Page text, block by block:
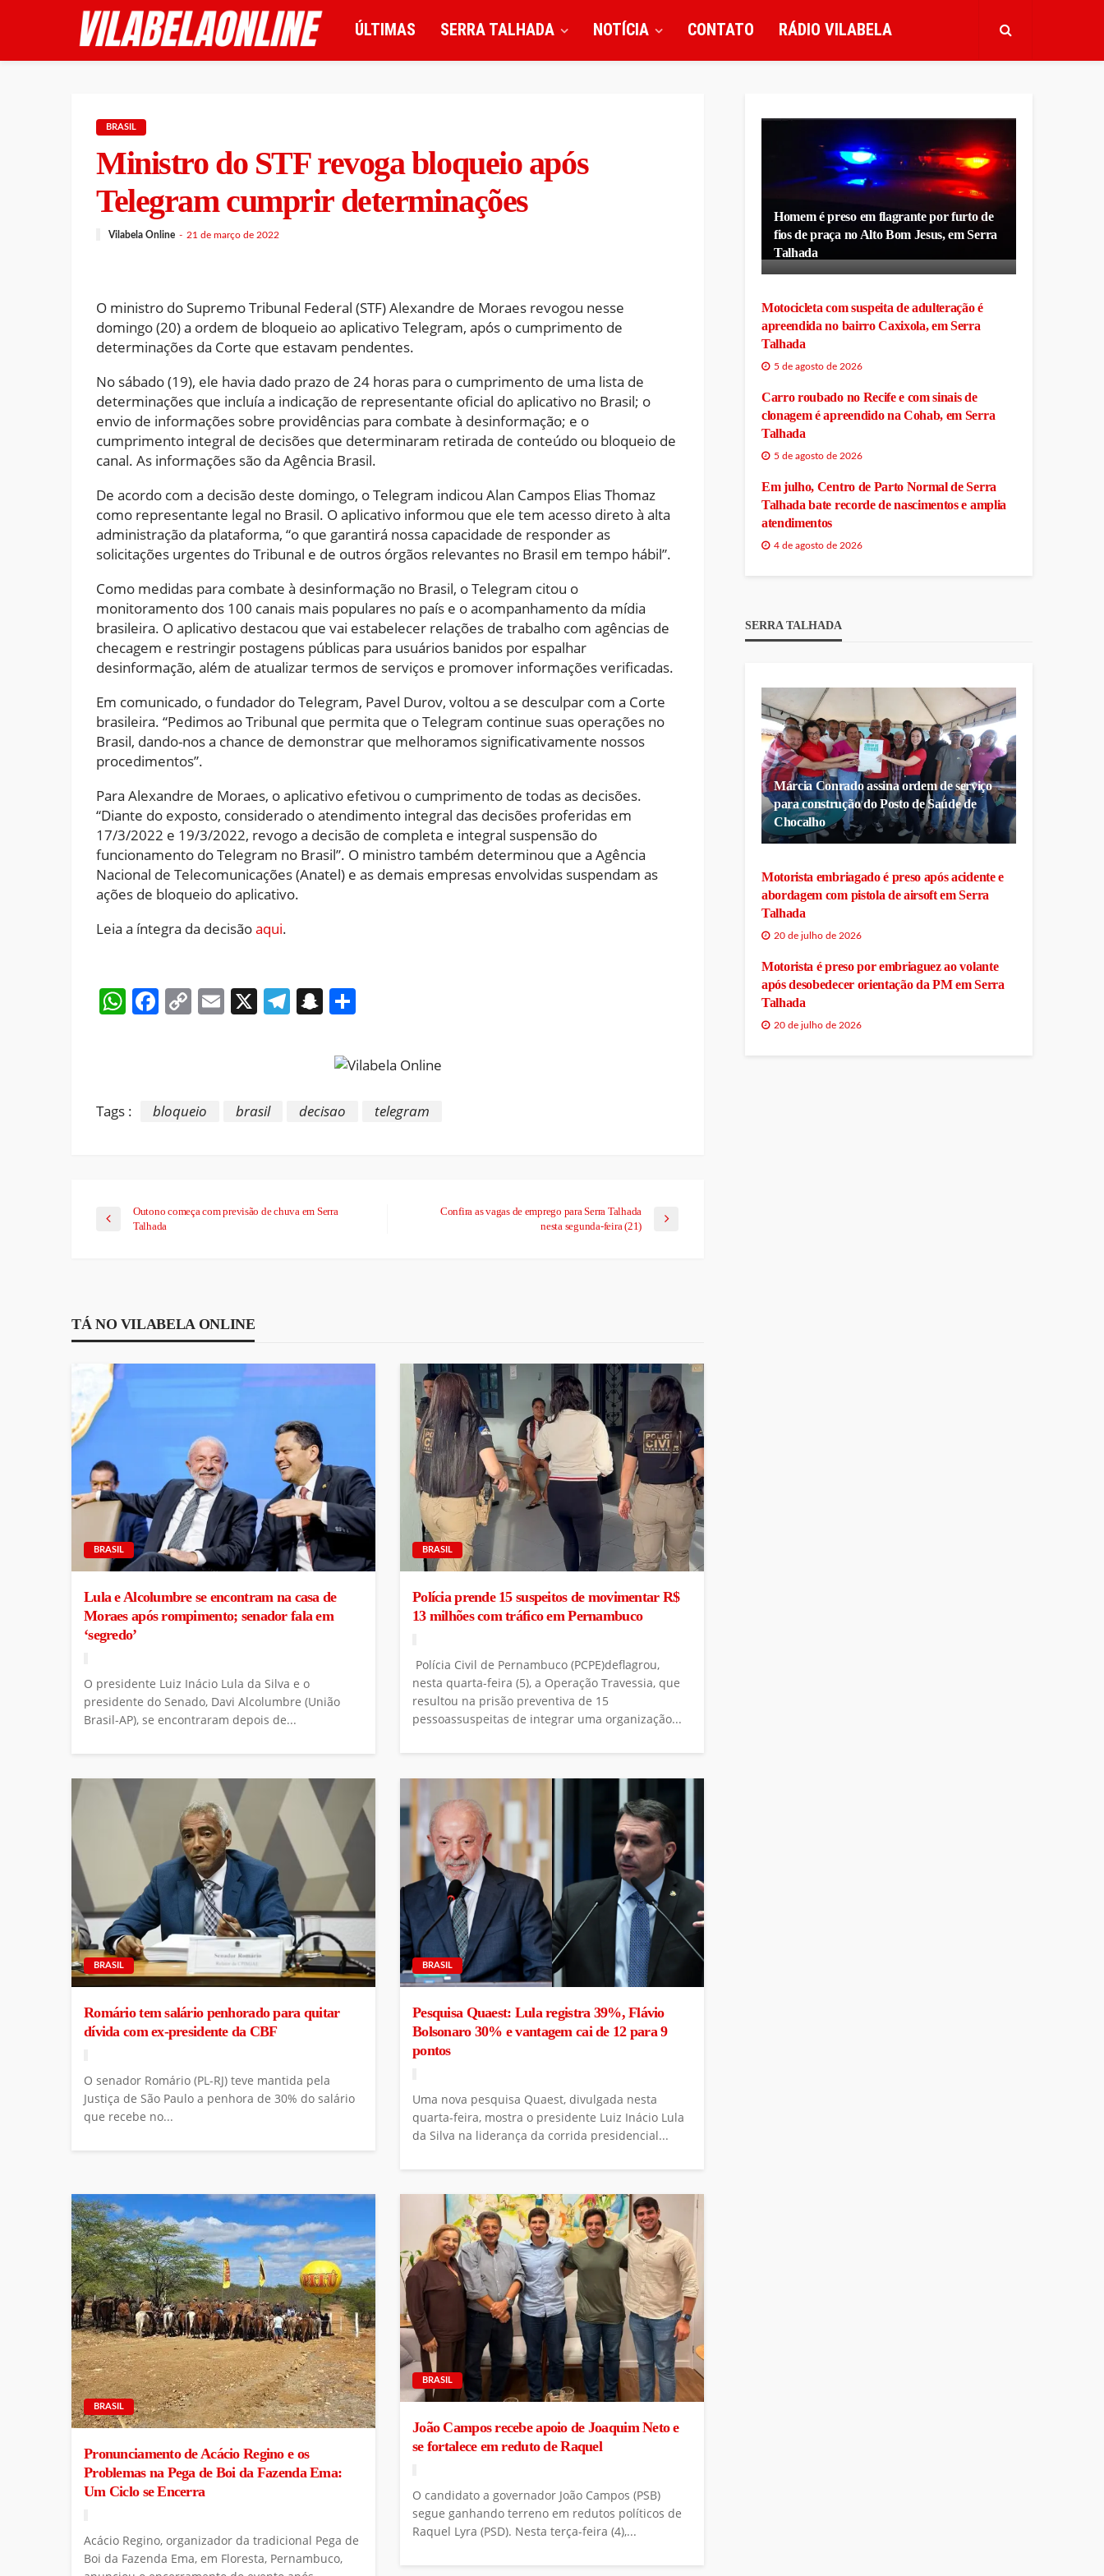
ÚLTIMAS SERRA TALHADA NOTÍCIA CONTATO RÁDIO VILABELA
BRASIL
Ministro do STF revoga bloqueio após
Telegram cumprir determinações
Vilabela Online 21 de março de 2022
O ministro do Supremo Tribunal Federal (STF) Alexandre de Moraes revogou nesse
domingo (20) a ordem de bloqueio ao aplicativo Telegram, após o cumprimento de
determinações da Corte que estavam pendentes.
No sábado (19), ele havia dado prazo de 24 horas para o cumprimento de uma lista de
determinações que incluía a indicação de representante oficial do aplicativo no Brasil; o
envio de informações sobre providências para combate à desinformação; e o
cumprimento integral de decisões que determinaram retirada de conteúdo ou bloqueio de
canal. As informações são da Agência Brasil.
De acordo com a decisão deste domingo, o Telegram indicou Alan Campos Elias Thomaz
como representante legal no Brasil. O aplicativo informou que ele tem acesso direto à alta
administração da plataforma, “o que garantirá nossa capacidade de responder as
solicitações urgentes do Tribunal e de outros órgãos relevantes no Brasil em tempo hábil”.
Como medidas para combate à desinformação no Brasil, o Telegram citou o
monitoramento dos 100 canais mais populares no país e o acompanhamento da mídia
brasileira. O aplicativo destacou que vai estabelecer relações de trabalho com agências de
checagem e restringir postagens públicas para usuários banidos por espalhar
desinformação, além de atualizar termos de serviços e promover informações verificadas.
Em comunicado, o fundador do Telegram, Pavel Durov, voltou a se desculpar com a Corte
brasileira. “Pedimos ao Tribunal que permita que o Telegram continue suas operações no
Brasil, dando-nos a chance de demonstrar que melhoramos significativamente nossos
procedimentos”.
Para Alexandre de Moraes, o aplicativo efetivou o cumprimento de todas as decisões.
“Diante do exposto, considerado o atendimento integral das decisões proferidas em
17/3/2022 e 19/3/2022, revogo a decisão de completa e integral suspensão do
funcionamento do Telegram no Brasil”. O ministro também determinou que a Agência
Nacional de Telecomunicações (Anatel) e as demais empresas envolvidas suspendam as
ações de bloqueio do aplicativo.
Leia a íntegra da decisãoaqui.
WhatsApp
Facebook
CopyEmail
X Telegram
Snapchat
Tags : bloqueio brasil decisao telegram
Outono começa com previsão de chuva em Serra
Talhada
Confira as vagas de emprego para Serra Talhada
nesta segunda-feira (21)
TÁ NO VILABELA ONLINE
BRASIL
Lula e Alcolumbre se encontram na casa de
Moraes após rompimento; senador fala em
‘segredo’
O presidente Luiz Inácio Lula da Silva e o
presidente do Senado, Davi Alcolumbre (União
Brasil-AP), se encontraram depois de...
BRASIL
Polícia prende 15 suspeitos de movimentar R$
13 milhões com tráfico em Pernambuco
Polícia Civil de Pernambuco (PCPE)deflagrou,
nesta quarta-feira (5), a Operação Travessia, que
resultou na prisão preventiva de 15
pessoassuspeitas de integrar uma organização...
BRASIL
Romário tem salário penhorado para quitar
dívida com ex-presidente da CBF
O senador Romário (PL-RJ) teve mantida pela
Justiça de São Paulo a penhora de 30% do salário
que recebe no...
BRASIL
Pesquisa Quaest: Lula registra 39%, Flávio
Bolsonaro 30% e vantagem cai de 12 para 9
pontos
Uma nova pesquisa Quaest, divulgada nesta
quarta-feira, mostra o presidente Luiz Inácio Lula
da Silva na liderança da corrida presidencial...
BRASIL
Pronunciamento de Acácio Regino e os
Problemas na Pega de Boi da Fazenda Ema:
Um Ciclo se Encerra
Acácio Regino, organizador da tradicional Pega de
Boi da Fazenda Ema, em Floresta, Pernambuco,
BRASIL
João Campos recebe apoio de Joaquim Neto e
se fortalece em reduto de Raquel
O candidato a governador João Campos (PSB)
segue ganhando terreno em redutos políticos de
Raquel Lyra (PSD). Nesta terça-feira (4),...
Homem é preso em flagrante por furto de
fios de praça no Alto Bom Jesus, em Serra
Talhada
Motocicleta com suspeita de adulteração é
apreendida no bairro Caxixola, em Serra
Talhada
5 de agosto de 2026
Carro roubado no Recife e com sinais de
clonagem é apreendido na Cohab, em Serra
Talhada
5 de agosto de 2026
Em julho, Centro de Parto Normal de Serra
Talhada bate recorde de nascimentos e amplia
atendimentos
4 de agosto de 2026
SERRA TALHADA
Márcia Conrado assina ordem de serviço
para construção do Posto de Saúde de
Chocalho
Motorista embriagado é preso após acidente e
abordagem com pistola de airsoft em Serra
Talhada
20 de julho de 2026
Motorista é preso por embriaguez ao volante
após desobedecer orientação da PM em Serra
Talhada
20 de julho de 2026